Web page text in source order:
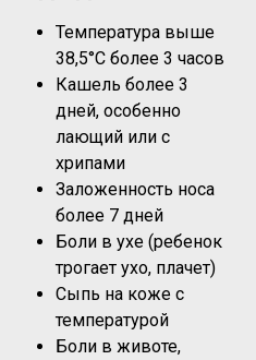
Температура выше
38,5°C более 3 часов
Кашель более 3
дней, особенно
лающий или с
хрипами
Заложенность носа
более 7 дней
Боли в ухе (ребенок
трогает ухо, плачет)
Сыпь на коже с
температурой
Боли в животе,